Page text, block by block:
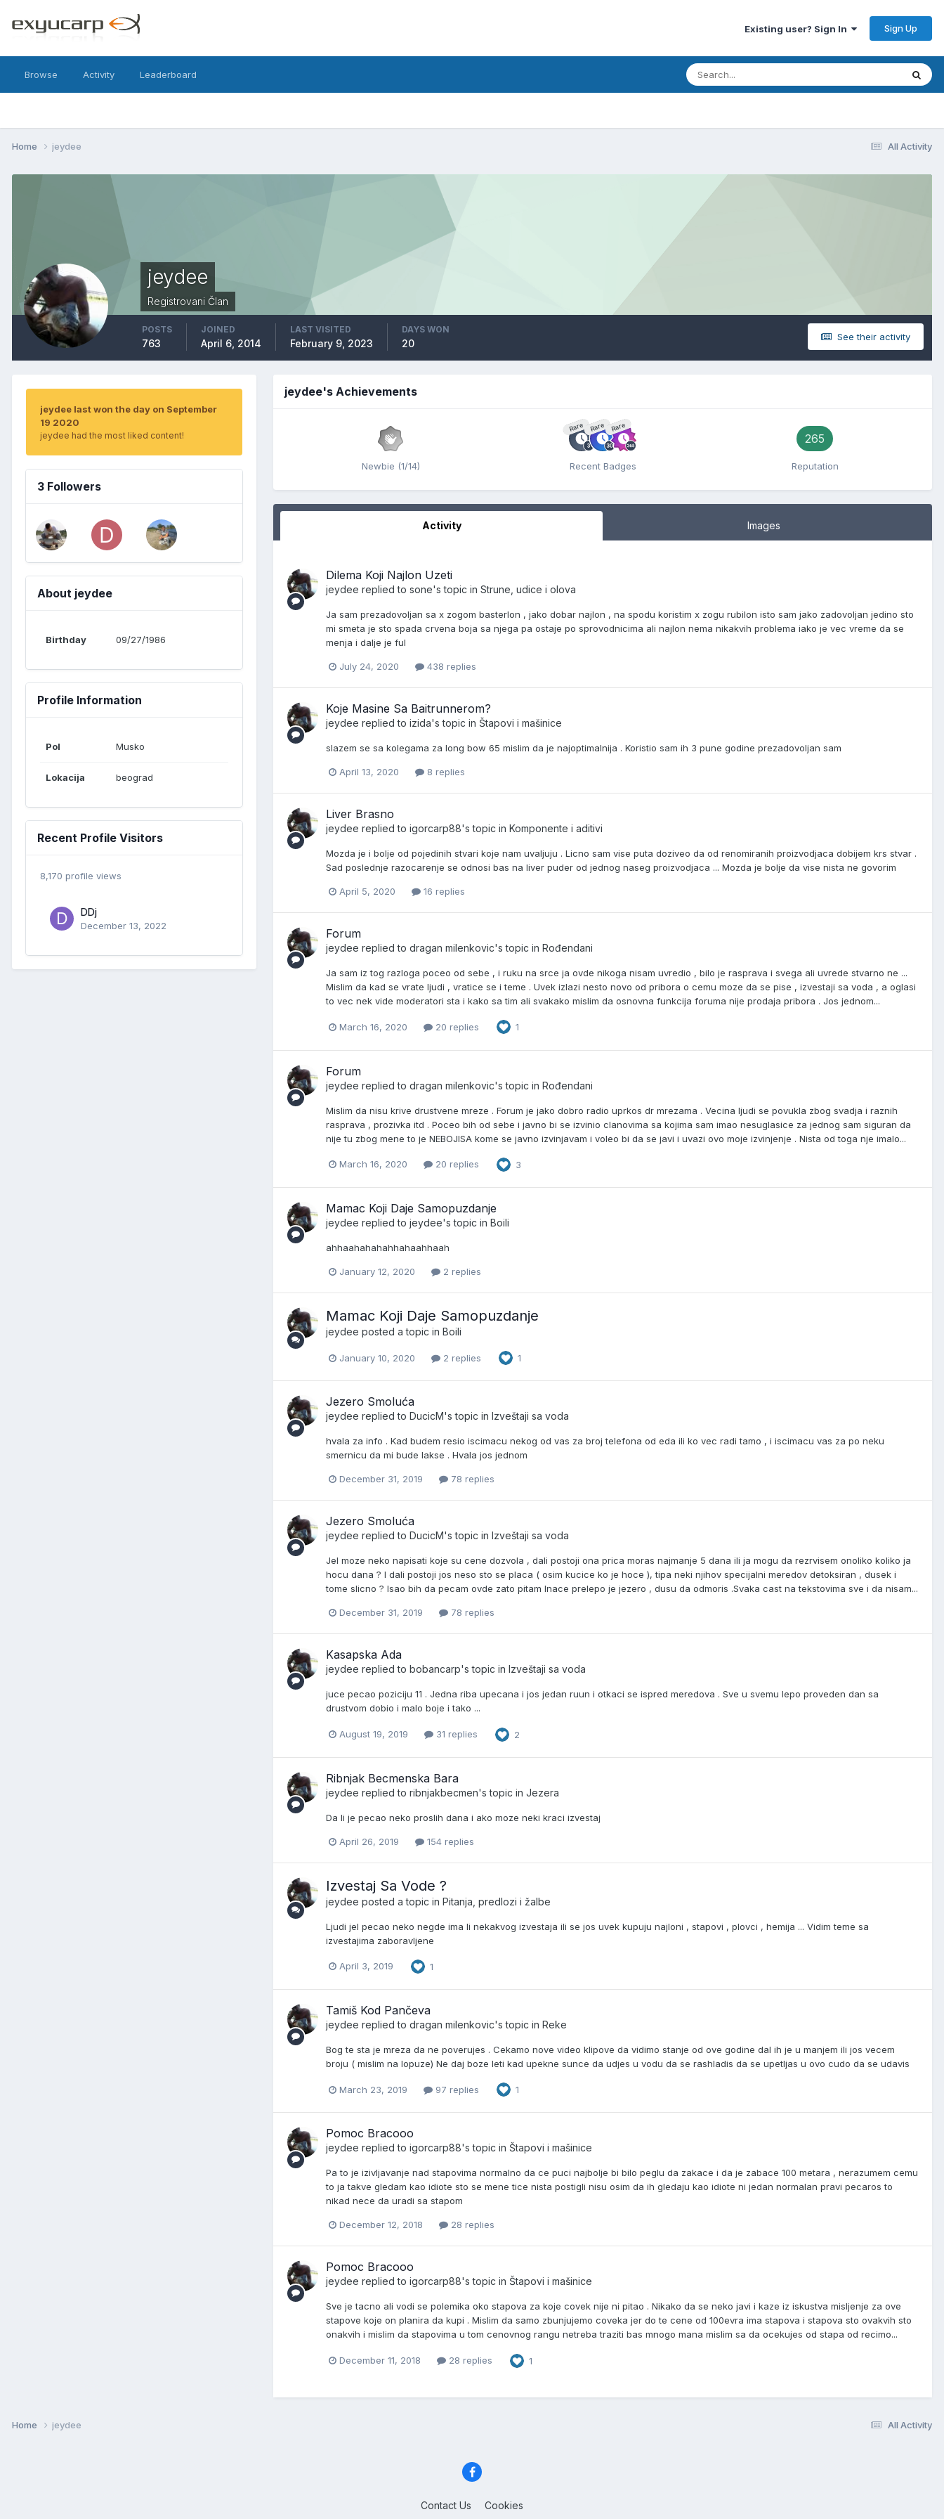
Existing user? Sign In Sign Up
Browse Activity Leaderboard
All Activity
Home jeydee
jeydee
Registrovani Član
See their activity
POSTS
763
JOINED
April 6, 2014
LAST VISITED
February 9, 2023
DAYS WON
20
jeydee last won the day on September
19 2020
jeydee had the most liked content!
3 Followers
About jeydee
Birthday 09/27/1986
Profile Information
Pol Musko
Lokacija beograd
Recent Profile Visitors
8,170 profile views
DDj
December 13, 2022
jeydee's Achievements
Newbie (1/14)
Rare Rare Rare
Recent Badges
265
Reputation
Activity Images
Dilema Koji Najlon Uzeti
jeydee replied to sone's topic in Strune, udice i olova
Ja sam prezadovoljan sa x zogom basterlon , jako dobar najlon , na spodu koristim x zogu rubilon isto sam jako zadovoljan jedino sto
mi smeta je sto spada crvena boja sa njega pa ostaje po sprovodnicima ali najlon nema nikakvih problema iako je vec vreme da se
menja i dalje je ful
July 24, 2020 438 replies
Koje Masine Sa Baitrunnerom?
jeydee replied to izida's topic in Štapovi i mašinice
slazem se sa kolegama za long bow 65 mislim da je najoptimalnija . Koristio sam ih 3 pune godine prezadovoljan sam
April 13, 2020 8 replies
Liver Brasno
jeydee replied to igorcarp88's topic in Komponente i aditivi
Mozda je i bolje od pojedinih stvari koje nam uvaljuju . Licno sam vise puta doziveo da od renomiranih proizvodjaca dobijem krs stvar .
Sad poslednje razocarenje se odnosi bas na liver puder od jednog naseg proizvodjaca ... Mozda je bolje da vise nista ne govorim
April 5, 2020 16 replies
Forum
jeydee replied to dragan milenkovic's topic in Rođendani
Ja sam iz tog razloga poceo od sebe , i ruku na srce ja ovde nikoga nisam uvredio , bilo je rasprava i svega ali uvrede stvarno ne ...
Mislim da kad se vrate ljudi , vratice se i teme . Uvek izlazi nesto novo od pribora o cemu moze da se pise , izvestaji sa voda , a oglasi
to vec nek vide moderatori sta i kako sa tim ali svakako mislim da osnovna funkcija foruma nije prodaja pribora . Jos jednom...
March 16, 2020 20 replies 1
Forum
jeydee replied to dragan milenkovic's topic in Rođendani
Mislim da nisu krive drustvene mreze . Forum je jako dobro radio uprkos dr mrezama . Vecina ljudi se povukla zbog svadja i raznih
rasprava , prozivka itd . Poceo bih od sebe i javno bi se izvinio clanovima sa kojima sam imao nesuglasice za jednog sam siguran da
nije tu zbog mene to je NEBOJISA kome se javno izvinjavam i voleo bi da se javi i uvazi ovo moje izvinjenje . Nista od toga nje imalo...
March 16, 2020 20 replies 3
Mamac Koji Daje Samopuzdanje
jeydee replied to jeydee's topic in Boili
ahhaahahahahhahaahhaah
January 12, 2020 2 replies
Mamac Koji Daje Samopuzdanje
jeydee posted a topic in Boili
January 10, 2020 2 replies 1
Jezero Smoluća
jeydee replied to DucicM's topic in Izveštaji sa voda
hvala za info . Kad budem resio iscimacu nekog od vas za broj telefona od eda ili ko vec radi tamo , i iscimacu vas za po neku
smernicu da mi bude lakse . Hvala jos jednom
December 31, 2019 78 replies
Jezero Smoluća
jeydee replied to DucicM's topic in Izveštaji sa voda
Jel moze neko napisati koje su cene dozvola , dali postoji ona prica moras najmanje 5 dana ili ja mogu da rezrvisem onoliko koliko ja
hocu dana ? I dali postoji jos neso sto se placa ( osim kucice ko je hoce ), tipa neki njihov specijalni meredov detoksiran , dusek i
tome slicno ? Isao bih da pecam ovde zato pitam Inace prelepo je jezero , dusu da odmoris .Svaka cast na tekstovima sve i da nisam...
December 31, 2019 78 replies
Kasapska Ada
jeydee replied to bobancarp's topic in Izveštaji sa voda
juce pecao poziciju 11 . Jedna riba upecana i jos jedan ruun i otkaci se ispred meredova . Sve u svemu lepo proveden dan sa
drustvom dobio i malo boje i tako ...
August 19, 2019 31 replies 2
Ribnjak Becmenska Bara
jeydee replied to ribnjakbecmen's topic in Jezera
Da li je pecao neko proslih dana i ako moze neki kraci izvestaj
April 26, 2019 154 replies
Izvestaj Sa Vode ?
jeydee posted a topic in Pitanja, predlozi i žalbe
Ljudi jel pecao neko negde ima li nekakvog izvestaja ili se jos uvek kupuju najloni , stapovi , plovci , hemija ... Vidim teme sa
izvestajima zaboravljene
April 3, 2019 1
Tamiš Kod Pančeva
jeydee replied to dragan milenkovic's topic in Reke
Bog te sta je mreza da ne poverujes . Cekamo nove video klipove da vidimo stanje od ove godine dal ih je u manjem ili jos vecem
broju ( mislim na lopuze) Ne daj boze leti kad upekne sunce da udjes u vodu da se rashladis da se upetljas u ovo cudo da se udavis
March 23, 2019 97 replies 1
Pomoc Bracooo
jeydee replied to igorcarp88's topic in Štapovi i mašinice
Pa to je izivljavanje nad stapovima normalno da ce puci najbolje bi bilo peglu da zakace i da je zabace 100 metara , nerazumem cemu
to ja takve gledam kao idiote sto se mene tice nista postigli nisu osim da ih gledaju kao idiote ni jedan normalan pravi pecaros to
nikad nece da uradi sa stapom
December 12, 2018 28 replies
Pomoc Bracooo
jeydee replied to igorcarp88's topic in Štapovi i mašinice
Sve je tacno ali vodi se polemika oko stapova za koje covek nije ni pitao . Nikako da se neko javi i kaze iz iskustva misljenje za ove
stapove koje on planira da kupi . Mislim da samo zbunjujemo coveka jer do te cene od 100evra ima stapova i stapova sto ovakvih sto
onakvih i mislim da stapovima u tom cenovnog rangu netreba traziti bas mnogo mana mislim sa da ocekujes od stapa od recimo...
December 11, 2018 28 replies 1
All Activity
Home jeydee
Contact Us Cookies